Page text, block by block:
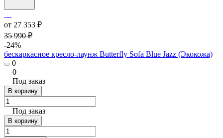
от 27 353 ₽
35 990 ₽
-24%
бескаркасное кресло-лаунж Butterfly Sofa Blue Jazz (Экокожа)
0
0
Под заказ
В корзину
Под заказ
В корзину